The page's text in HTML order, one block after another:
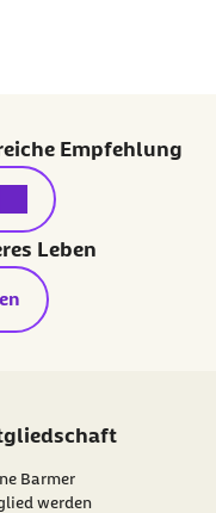
Empfehlung
Leben
Barmer
werden